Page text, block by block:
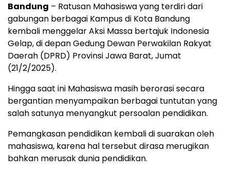
Bandung – Ratusan Mahasiswa yang terdiri dari
gabungan berbagai Kampus di Kota Bandung
kembali menggelar Aksi Massa bertajuk Indonesia
Gelap, di depan Gedung Dewan Perwakilan Rakyat
Daerah (DPRD) Provinsi Jawa Barat, Jumat
(21/2/2025).
Hingga saat ini Mahasiswa masih berorasi secara
bergantian menyampaikan berbagai tuntutan yang
salah satunya menyangkut persoalan pendidikan.
Pemangkasan pendidikan kembali di suarakan oleh
mahasiswa, karena hal tersebut dirasa merugikan
bahkan merusak dunia pendidikan.